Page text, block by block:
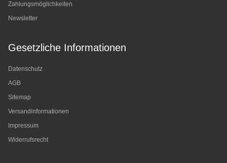
Zahlungsmöglichkeiten
Newsletter
Gesetzliche Informationen
Datenschutz
AGB
Sitemap
Versandinformationen
Impressum
Widerrufsrecht